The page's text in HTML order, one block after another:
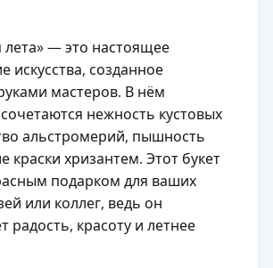
лета» — это настоящее
искусства, созданное
мастеров. В нём
нежность кустовых
альстромерий, пышность
краски хризантем. Этот букет
подарком для ваших
или коллег, ведь он
радость, красоту и летнее